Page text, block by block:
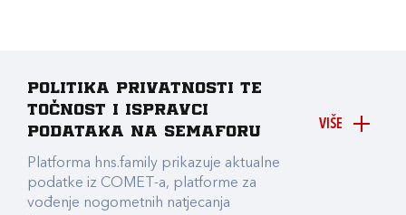
VIŠE
Politika privatnosti te
točnost i ispravci
podataka na Semaforu
Platforma hns.family prikazuje aktualne
podatke iz COMET-a, platforme za
vođenje nogometnih natjecanja